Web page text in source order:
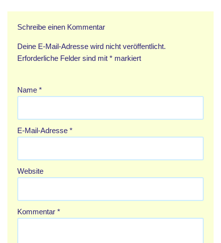
Schreibe einen Kommentar
Deine E-Mail-Adresse wird nicht veröffentlicht.
Erforderliche Felder sind mit * markiert
Name *
E-Mail-Adresse *
Website
Kommentar *